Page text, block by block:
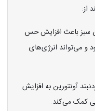
از:
سبز باعث افزایش حس
و می‌تواند انرژی‌های
آونتورین به افزایش
کمک می‌کند.